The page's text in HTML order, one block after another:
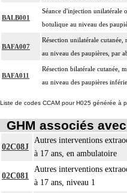
BALB001
Séance d'injection unilatérale
botulique au niveau des
BAFA007
Résection unilatérale cutanée,
au niveau des paupières, par
BAFA011
Résection bilatérale cutanée,
au niveau des paupières
Liste de codes CCAM pour H025 générée à
GHM associés
02C08J
Autres interventions
à 17 ans, en ambulatoire
02C081
Autres interventions
à 17 ans, niveau 1